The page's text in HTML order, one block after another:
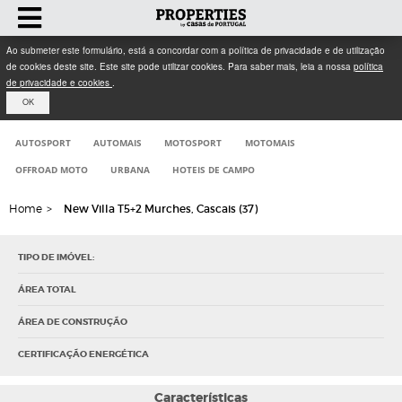
Ao submeter este formulário, está a concordar com a política de privacidade e de utilização
de cookies deste site. Este site pode utilizar cookies. Para saber mais, leia a nossa política
de privacidade e cookies .
OK
AUTOSPORT AUTOMAIS MOTOSPORT MOTOMAIS
OFFROAD MOTO URBANA HOTEIS DE CAMPO
Home > New Villa T5+2 Murches, Cascais (37)
TIPO DE IMÓVEL:
ÁREA TOTAL
ÁREA DE CONSTRUÇÃO
CERTIFICAÇÃO ENERGÉTICA
Características